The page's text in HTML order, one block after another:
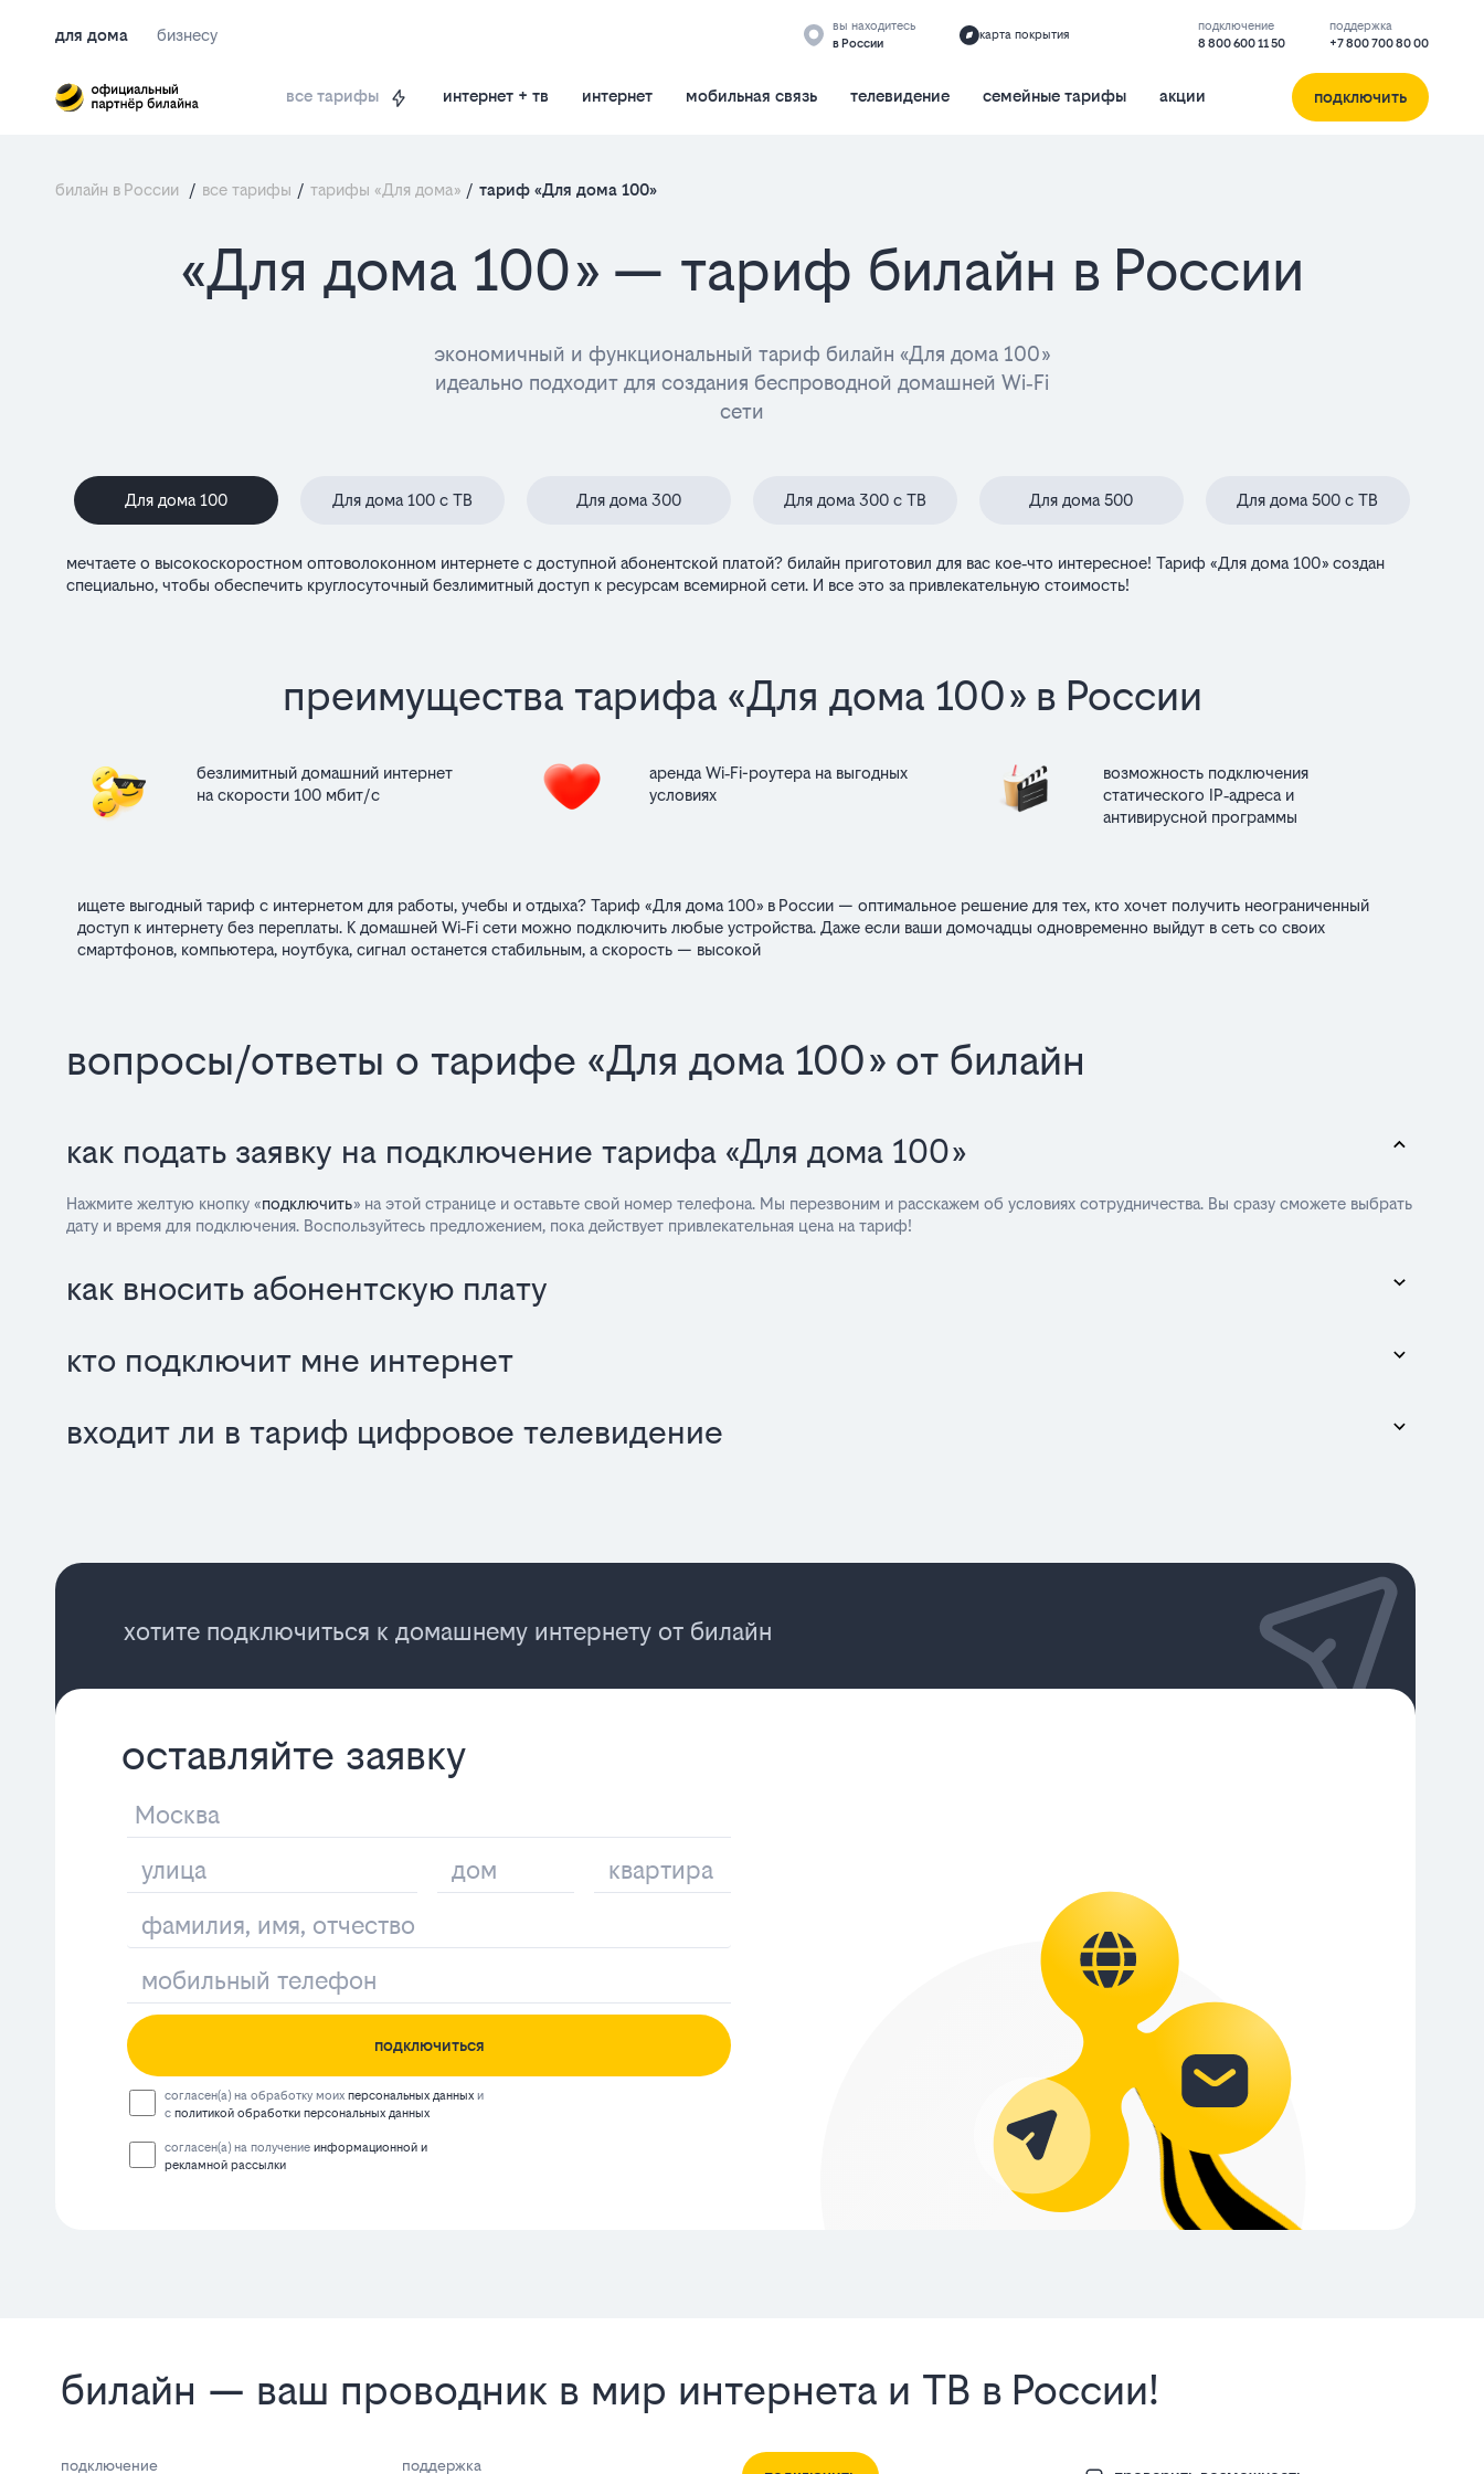
для дома бизнесу
вы находитесь
в России
карта покрытия
подключение
8 800 600 11 50
поддержка
+7 800 700 80 00
все тарифы интернет + тв интернет мобильная связь телевидение семейные тарифы акции подключить
билайн в России / все тарифы / тарифы «Для дома» / тариф «Для дома 100»
«Для дома 100» — тариф билайн в России
экономичный и функциональный тариф билайн «Для дома 100»
идеально подходит для создания беспроводной домашней Wi‑Fi
сети
Для дома 100 Для дома 100 с ТВ Для дома 300 Для дома 300 с ТВ Для дома 500 Для дома 500 с ТВ
мечтаете о высокоскоростном оптоволоконном интернете с доступной абонентской платой? билайн приготовил для вас кое‑что интересное! Тариф «Для дома 100» создан
специально, чтобы обеспечить круглосуточный безлимитный доступ к ресурсам всемирной сети. И все это за привлекательную стоимость!
преимущества тарифа «Для дома 100» в России
безлимитный домашний интернет
на скорости 100 мбит/с
аренда Wi‑Fi-роутера на выгодных
условиях
возможность подключения
статического IP‑адреса и
антивирусной программы
ищете выгодный тариф с интернетом для работы, учебы и отдыха? Тариф «Для дома 100» в России — оптимальное решение для тех, кто хочет получить неограниченный
доступ к интернету без переплаты. К домашней Wi‑Fi сети можно подключить любые устройства. Даже если ваши домочадцы одновременно выйдут в сеть со своих
смартфонов, компьютера, ноутбука, сигнал останется стабильным, а скорость — высокой
вопросы/ответы о тарифе «Для дома 100» от билайн
как подать заявку на подключение тарифа «Для дома 100»
Нажмите желтую кнопку «подключить» на этой странице и оставьте свой номер телефона. Мы перезвоним и расскажем об условиях сотрудничества. Вы сразу сможете выбрать
дату и время для подключения. Воспользуйтесь предложением, пока действует привлекательная цена на тариф!
как вносить абонентскую плату
кто подключит мне интернет
входит ли в тариф цифровое телевидение
хотите подключиться к домашнему интернету от билайн
оставляйте заявку
подключиться
согласен(а) на обработку моих персональных данных и
с политикой обработки персональных данных
согласен(а) на получение информационной и
рекламной рассылки
билайн — ваш проводник в мир интернета и ТВ в России!
подключение поддержка